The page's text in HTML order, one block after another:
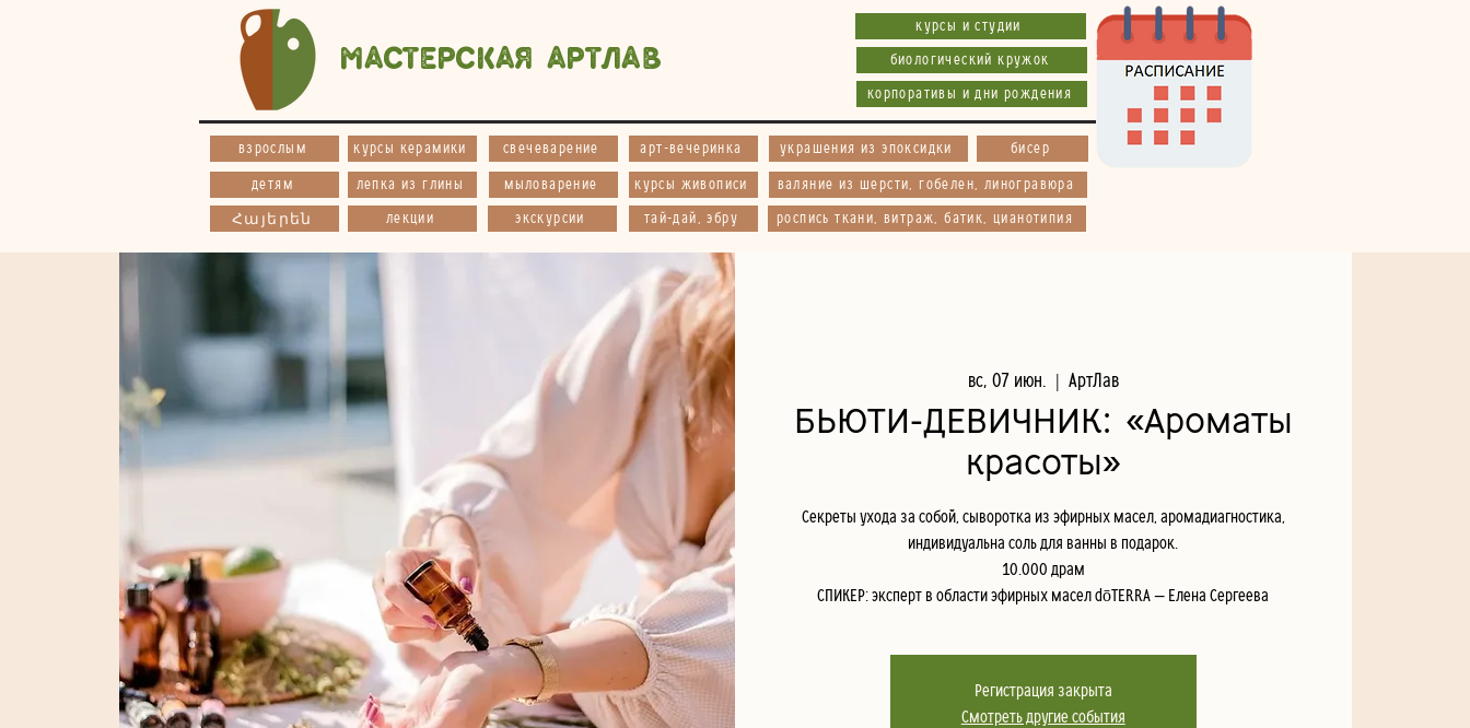
Мастерская АртЛав
курсы и студии
биологический кружок
корпоративы и дни рождения
взрослым курсы керамики свечеварение арт-вечеринка украшения из эпоксидки бисер
детям лепка из глины
Հայերեն лекции
мыловарение
экскурсии
курсы живописи
тай-дай, эбру
валяние из шерсти, гобелен, линогравюра
роспись ткани, витраж, батик, цианотипия
вс, 07 июн. АртЛав
БЬЮТИ-ДЕВИЧНИК: «Ароматы
красоты»
Секреты ухода за собой, сыворотка из эфирных масел, аромадиагностика,
индивидуальна соль для ванны в подарок.
10.000 драм
СПИКЕР: эксперт в области эфирных масел dōTERRA — Елена Сергеева
Регистрация закрыта
Смотреть другие события